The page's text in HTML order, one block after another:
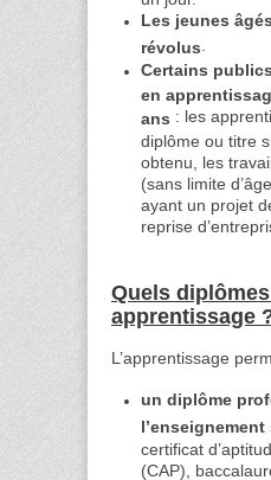
Les jeunes
révolus.
Certains
en
ans : les
diplôme ou titre
obtenu, les
(sans limite
ayant un projet
reprise
Quels
apprentissage
L’apprentissage
un diplôme
certificat
(CAP),